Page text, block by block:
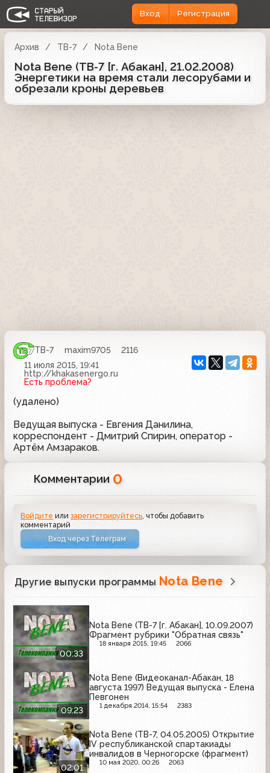
Вход Регистрация
Архив ТВ-7 Nota Bene
Nota Bene (ТВ-7 [г. Абакан], 21.02.2008)
Энергетики на время стали лесорубами и
обрезали кроны деревьев
ТВ-7 maxim9705
2116
11 июля 2015, 19:41
http://khakasenergo.ru
Есть проблема?
(удалено)
Ведущая выпуска - Евгения Данилина,
корреспондент - Дмитрий Спирин, оператор -
Артём Амзараков.
Комментарии 0
Войдите илизарегистрируйтесь , чтобы добавить
комментарий
Вход через Телеграм
Другие выпуски программы Nota Bene
00:33
Nota Bene (ТВ-7 [г. Абакан], 10.09.2007)
Фрагмент рубрики "Обратная связь"
18 января 2015, 19:45 2066
09:23
Nota Bene (Видеоканал-Абакан, 18
августа 1997) Ведущая выпуска - Елена
Певгонен
1 декабря 2014, 15:54 2383
02:01
Nota Bene (ТВ-7, 04.05.2005) Открытие
IV республиканской спартакиады
инвалидов в Черногорске (фрагмент)
10 мая 2020, 00:26 2063